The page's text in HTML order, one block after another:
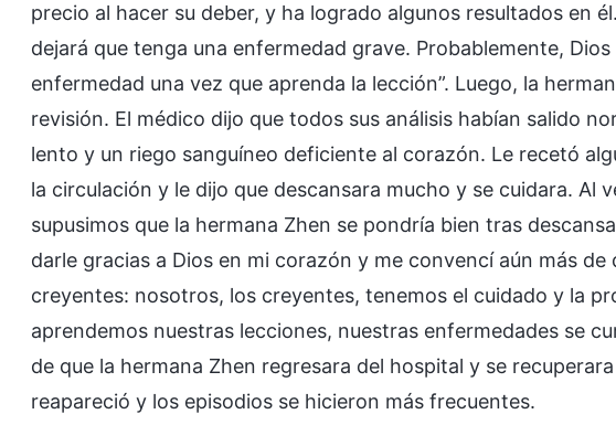
precio al hacer su deber, y ha logrado algunos resultados en él.
dejará que tenga una enfermedad grave. Probablemente,
enfermedad una vez que aprenda la lección”. Luego, la
revisión. El médico dijo que todos sus análisis habían salido
lento y un riego sanguíneo deficiente al corazón. Le recetó
la circulación y le dijo que descansara mucho y se cuidara. Al
supusimos que la hermana Zhen se pondría bien tras
darle gracias a Dios en mi corazón y me convencí aún más
creyentes: nosotros, los creyentes, tenemos el cuidado y la
aprendemos nuestras lecciones, nuestras enfermedades se
de que la hermana Zhen regresara del hospital y se
reapareció y los episodios se hicieron más frecuentes.